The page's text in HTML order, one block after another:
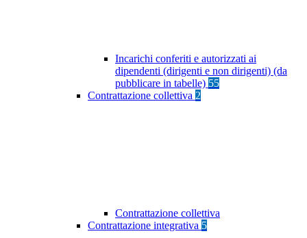
Incarichi conferiti e autorizzati ai
dipendenti (dirigenti e non dirigenti) (da
pubblicare in tabelle) 55
Contrattazione collettiva 2
Contrattazione collettiva
Contrattazione integrativa 5